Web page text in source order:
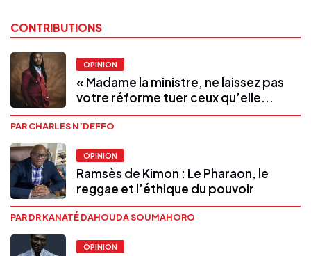
CONTRIBUTIONS
OPINION
« Madame la ministre, ne laissez pas
votre réforme tuer ceux qu’elle...
PAR CHARLES N’DEFFO
OPINION
Ramsès de Kimon : Le Pharaon, le
reggae et l’éthique du pouvoir
PAR DR KANATÉ DAHOUDA SOUMAHORO
OPINION